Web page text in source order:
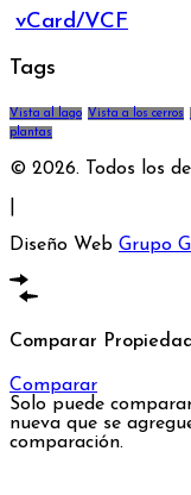
vCard/VCF
Tags
Vista al lago Vista a los cerros
plantas
© 2026. Todos los
Diseño Web Grupo
Comparar
Comparar
Solo puede
nueva que se
comparación.